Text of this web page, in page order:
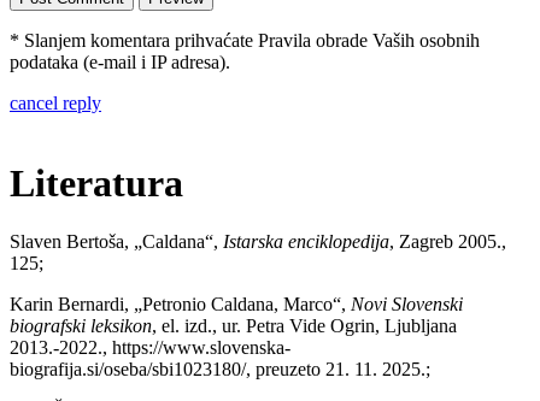
* Slanjem komentara prihvaćate Pravila obrade Vaših osobnih
podataka (e-mail i IP adresa).
cancel reply
Literatura
Slaven Bertoša, „Caldana“, Istarska enciklopedija, Zagreb 2005.,
125;
Karin Bernardi, „Petronio Caldana, Marco“, Novi Slovenski
biografski leksikon, el. izd., ur. Petra Vide Ogrin, Ljubljana
2013.-2022., https://www.slovenska-
biografija.si/oseba/sbi1023180/, preuzeto 21. 11. 2025.;